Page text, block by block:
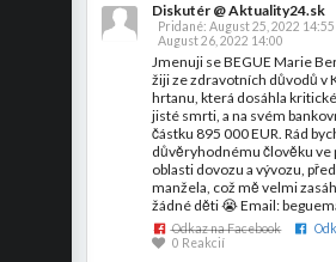
Diskutér @ Aktuality24.sk
Pridané:August 25, 2022 14:55
August 26, 2022 14:00
Jmenuji se BEGUE Marie
žiji ze zdravotních důvodů v
hrtanu, která dosáhla
jisté smrti, a na svém
částku 895 000 EUR. Rád
důvěryhodnému člověku ve
oblasti dovozu a vývozu,
manžela, což mě velmi
žádné děti 😭 Email:
Odkaz na Facebook
0 Reakcií